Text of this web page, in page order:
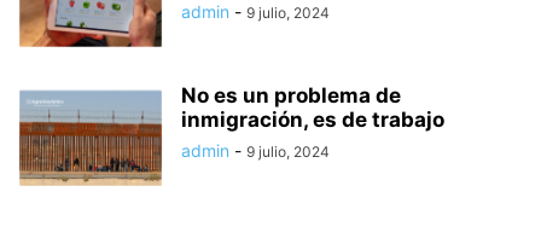
admin - 9 julio, 2024
No es un problema de
inmigración, es de trabajo
admin - 9 julio, 2024